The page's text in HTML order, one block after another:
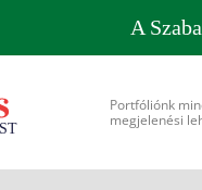
A
Portfóliónk
megjelenési